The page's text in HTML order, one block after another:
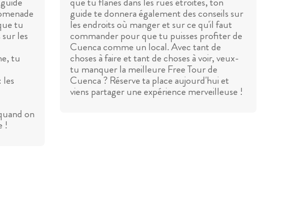
tu
les
tu
on
!
guide te donnera également des conseils sur
les endroits où manger et sur ce qu'il faut
commander pour que tu puisses profiter de
Cuenca comme un local. Avec tant de
choses à faire et tant de choses à voir, veux-
tu manquer la meilleure Free Tour de
Cuenca ? Réserve ta place aujourd'hui et
viens partager une expérience merveilleuse !